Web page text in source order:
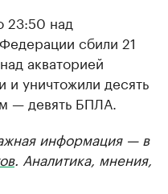
23:50 над
сбили 21
акваторией
и уничтожили десять
— девять БПЛА.
информация — в
. Аналитика, мнения,